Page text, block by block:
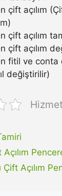
çift açılım
çift açılım
çift açılım
fitil ve conta
değiştirilir)
Açılım